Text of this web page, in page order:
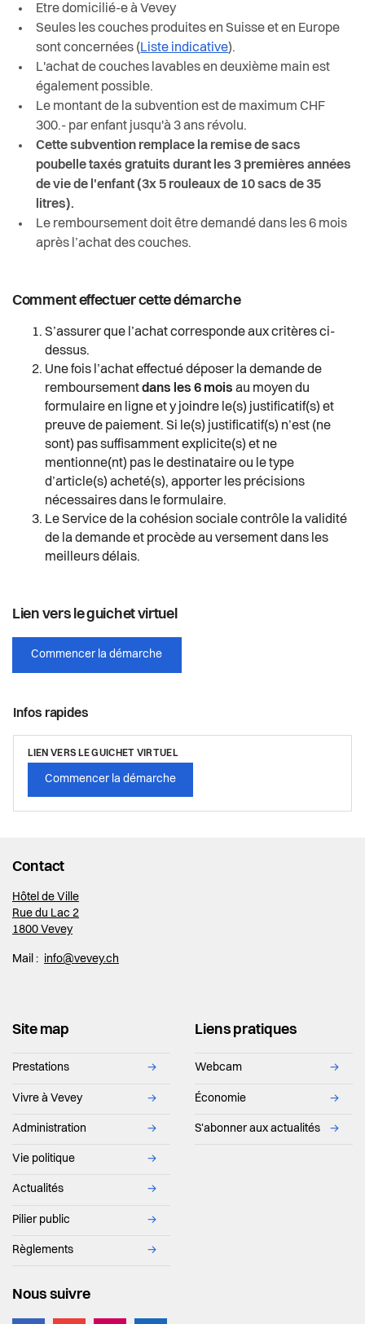
Etre domicilié-e à Vevey
Seules les couches produites en Suisse et en Europe
sont concernées (Liste indicative).
L'achat de couches lavables en deuxième main est
également possible.
Le montant de la subvention est de maximum CHF
300.- par enfant jusqu'à 3 ans révolu.
Cette subvention remplace la remise de sacs
poubelle taxés gratuits durant les 3 premières années
de vie de l'enfant (3x 5 rouleaux de 10 sacs de 35
litres).
Le remboursement doit être demandé dans les 6 mois
après l’achat des couches.
Comment effectuer cette démarche
S’assurer que l’achat corresponde aux critères ci-
dessus.
Une fois l’achat effectué déposer la demande de
remboursementdans les 6 mois au moyen du
formulaire en ligne et y joindre le(s) justificatif(s) et
preuve de paiement. Si le(s) justificatif(s) n’est (ne
sont) pas suffisamment explicite(s) et ne
mentionne(nt) pas le destinataire ou le type
d’article(s) acheté(s), apporter les précisions
nécessaires dans le formulaire.
Le Service de la cohésion sociale contrôle la validité
de la demande et procède au versement dans les
meilleurs délais.
Lien vers le guichet virtuel
Commencer la démarche
Infos rapides
LIEN VERS LE GUICHET VIRTUEL
Commencer la démarche
Contact
Hôtel de Ville
Rue du Lac 2
1800 Vevey
Mail : info@vevey.ch
Site map
Prestations →
Vivre à Vevey →
Administration →
Vie politique →
Actualités →
Pilier public →
Règlements →
Liens pratiques
Webcam →
Économie →
S'abonner aux actualités →
Nous suivre